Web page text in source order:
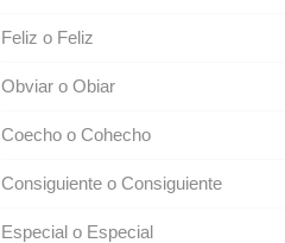
Feliz o Feliz
Obviar o Obiar
Coecho o Cohecho
Consiguiente o Consiguiente
Especial o Especial